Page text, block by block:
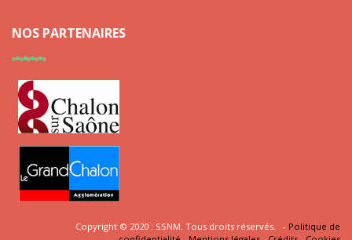
NOS PARTENAIRES
Copyright © 2020 : SSNM. Tous droits réservés. - Politique de